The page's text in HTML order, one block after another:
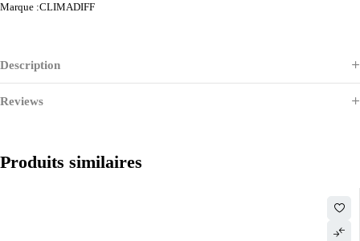
Marque :CLIMADIFF
Description
Reviews
Produits similaires